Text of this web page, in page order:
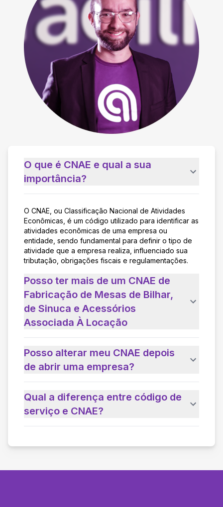
O que é CNAE e qual a sua
importância?
O CNAE, ou Classificação Nacional de Atividades
Econômicas, é um código utilizado para identificar as
atividades econômicas de uma empresa ou
entidade, sendo fundamental para definir o tipo de
atividade que a empresa realiza, influenciado sua
tributação, obrigações fiscais e regulamentações.
Posso ter mais de um CNAE de
Fabricação de Mesas de Bilhar,
de Sinuca e Acessórios
Associada À Locação
Posso alterar meu CNAE depois
de abrir uma empresa?
Qual a diferença entre código de
serviço e CNAE?